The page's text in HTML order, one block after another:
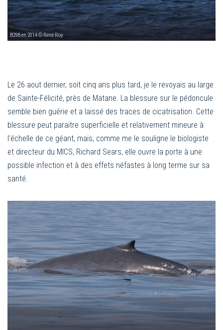
B298 en 2014 © René Roy
Le 26 aout dernier, soit cinq ans plus tard, je le revoyais au large
de Sainte-Félicité, près de Matane. La blessure sur le pédoncule
semble bien guérie et a laissé des traces de cicatrisation. Cette
blessure peut paraitre superficielle et relativement mineure à
l’échelle de ce géant, mais, comme me le souligne le biologiste
et directeur du MICS, Richard Sears, elle ouvre la porte à une
possible infection et à des effets néfastes à long terme sur sa
santé.